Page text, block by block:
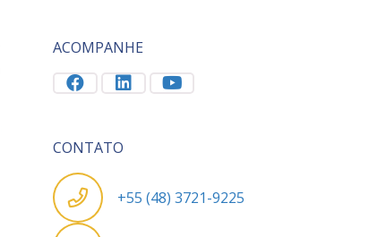
ACOMPANHE
CONTATO
+55 (48) 3721-9225